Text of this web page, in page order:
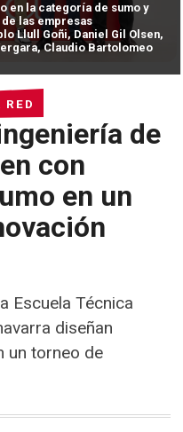
RED
de
con
en un
Escuela Técnica
diseñan
un torneo de
en la categoría de sumo y
las empresas
Llull Goñi, Daniel Gil Olsen,
Claudio Bartolomeo